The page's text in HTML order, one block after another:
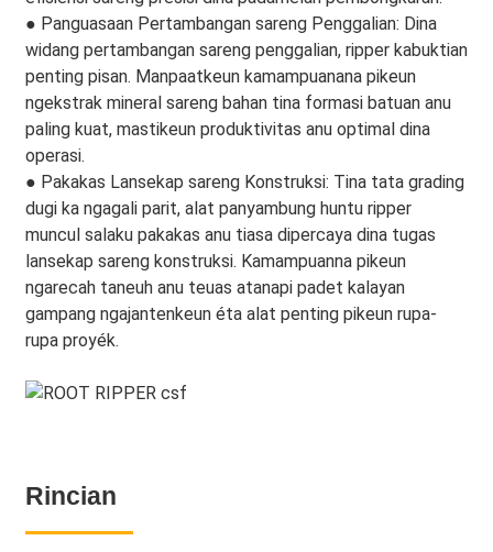
● Panguasaan Pertambangan sareng Penggalian: Dina
widang pertambangan sareng penggalian, ripper kabuktian
penting pisan. Manpaatkeun kamampuanana pikeun
ngekstrak mineral sareng bahan tina formasi batuan anu
paling kuat, mastikeun produktivitas anu optimal dina
operasi.
● Pakakas Lansekap sareng Konstruksi: Tina tata grading
dugi ka ngagali parit, alat panyambung huntu ripper
muncul salaku pakakas anu tiasa dipercaya dina tugas
lansekap sareng konstruksi. Kamampuanna pikeun
ngarecah taneuh anu teuas atanapi padet kalayan
gampang ngajantenkeun éta alat penting pikeun rupa-
rupa proyék.
Rincian